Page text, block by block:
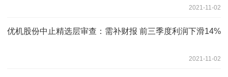
2021-11-02
优机股份中止精选层审查：需补财报 前三季度利润下滑14%
2021-11-02